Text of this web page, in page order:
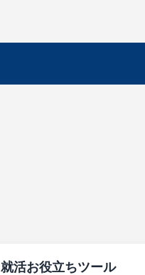
就活お役立ちツール